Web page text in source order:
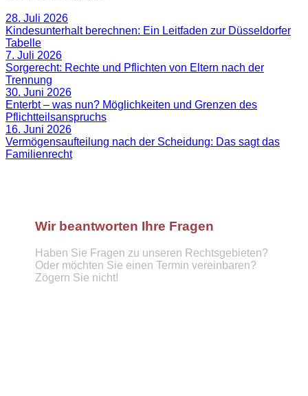
28. Juli 2026
Kindesunterhalt berechnen: Ein Leitfaden zur Düsseldorfer
Tabelle
7. Juli 2026
Sorgerecht: Rechte und Pflichten von Eltern nach der
Trennung
30. Juni 2026
Enterbt – was nun? Möglichkeiten und Grenzen des
Pflichtteilsanspruchs
16. Juni 2026
Vermögensaufteilung nach der Scheidung: Das sagt das
Familienrecht
Wir beantworten Ihre Fragen
Haben Sie Fragen zu unseren Rechtsgebieten?
Oder möchten Sie einen Termin vereinbaren?
Zögern Sie nicht!